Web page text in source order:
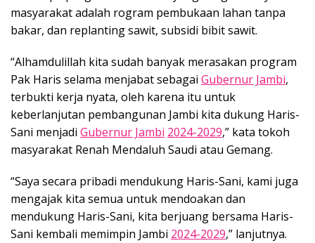
masyarakat adalah rogram pembukaan lahan tanpa
bakar, dan replanting sawit, subsidi bibit sawit.
“Alhamdulillah kita sudah banyak merasakan program
Pak Haris selama menjabat sebagai Gubernur Jambi,
terbukti kerja nyata, oleh karena itu untuk
keberlanjutan pembangunan Jambi kita dukung Haris-
Sani menjadi Gubernur Jambi 2024-2029,” kata tokoh
masyarakat Renah Mendaluh Saudi atau Gemang.
“Saya secara pribadi mendukung Haris-Sani, kami juga
mengajak kita semua untuk mendoakan dan
mendukung Haris-Sani, kita berjuang bersama Haris-
Sani kembali memimpin Jambi 2024-2029,” lanjutnya.